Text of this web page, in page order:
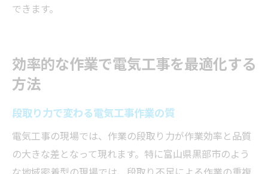
できます。
効率的な作業で電気工事を最適化する
方法
段取り力で変わる電気工事作業の質
電気工事の現場では、作業の段取り力が作業効率と品質
の大きな差となって現れます。特に富山県黒部市のよう